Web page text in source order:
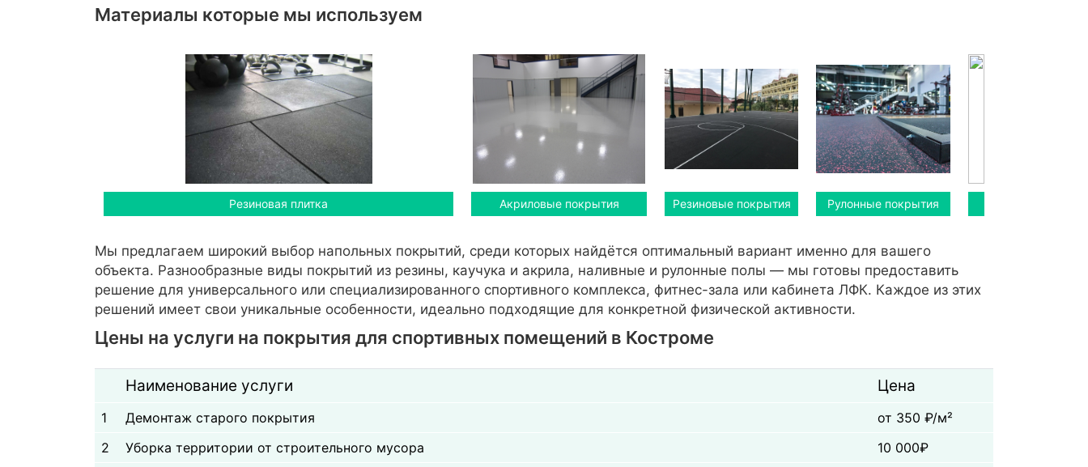
Материалы которые мы используем
Резиновая плитка Акриловые покрытия Резиновые покрытия Рулонные покрытия
Мы предлагаем широкий выбор напольных покрытий, среди которых найдётся оптимальный вариант именно для вашего
объекта. Разнообразные виды покрытий из резины, каучука и акрила, наливные и рулонные полы — мы готовы предоставить
решение для универсального или специализированного спортивного комплекса, фитнес-зала или кабинета ЛФК. Каждое из этих
решений имеет свои уникальные особенности, идеально подходящие для конкретной физической активности.
Цены на услуги на покрытия для спортивных помещений в Костроме
Наименование услуги Цена
1 Демонтаж старого покрытия
от 350 ₽/м²
2
Уборка территории от строительного мусора
10 000₽